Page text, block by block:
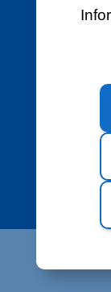
Wenn